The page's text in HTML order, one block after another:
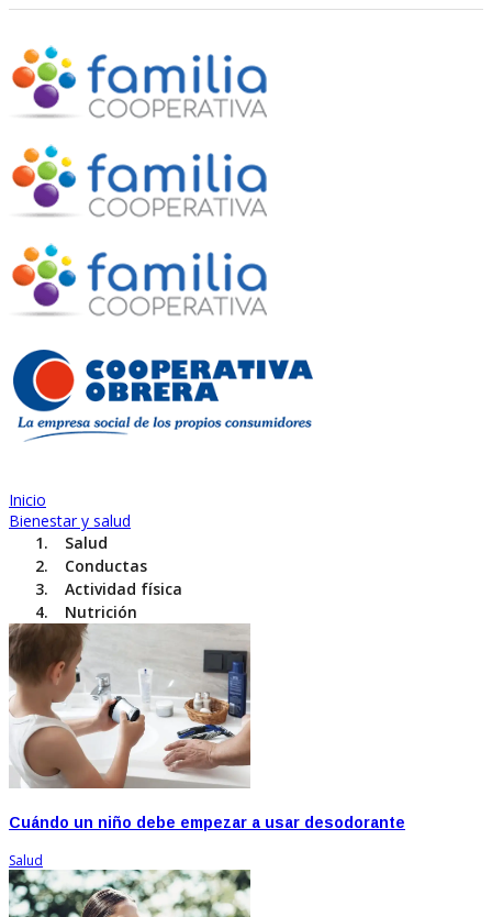
Inicio
Bienestar y salud
Salud
Conductas
Actividad física
Nutrición
Cuándo un niño debe empezar a usar desodorante
Salud